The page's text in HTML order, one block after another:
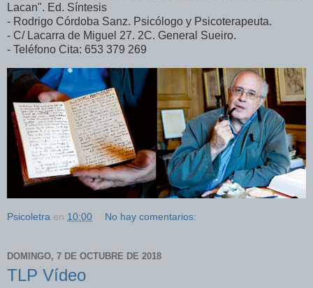
Lacan". Ed. Síntesis
- Rodrigo Córdoba Sanz. Psicólogo y Psicoterapeuta.
- C/ Lacarra de Miguel 27. 2C. General Sueiro.
- Teléfono Cita: 653 379 269
Psicoletra en 10:00 No hay comentarios:
DOMINGO, 7 DE OCTUBRE DE 2018
TLP Vídeo